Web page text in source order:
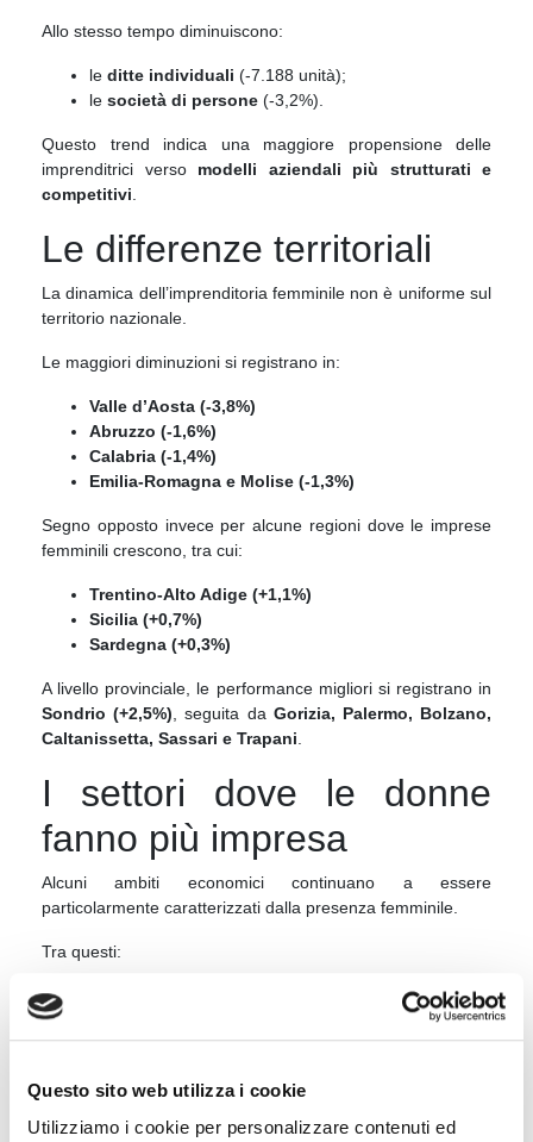
Questo sito web utilizza i cookie
Utilizziamo i cookie per personalizzare contenuti ed
Allo stesso tempo diminuiscono:
le ditte individuali (-7.188 unità);
le società di persone (-3,2%).
Questo trend indica una maggiore propensione delle
imprenditrici verso modelli aziendali più strutturati e
competitivi
Le differenze territoriali
La dinamica dell’imprenditoria femminile non è uniforme sul
territorio nazionale.
Le maggiori diminuzioni si registrano in:
Valle d’Aosta (-3,8%)
Abruzzo (-1,6%)
Calabria (-1,4%)
Emilia-Romagna e Molise (-1,3%)
Segno opposto invece per alcune regioni dove le imprese
femminili crescono, tra cui:
Trentino-Alto Adige (+1,1%)
Sicilia (+0,7%)
Sardegna (+0,3%)
A livello provinciale, le performance migliori si registrano in
Sondrio (+2,5%) , seguita da Gorizia, Palermo, Bolzano,
Caltanissetta, Sassari e Trapani
I settori dove le donne
fanno più impresa
Alcuni ambiti economici continuano a essere
particolarmente caratterizzati dalla presenza femminile.
Tra questi:
servizi alla persona e assistenza sociale
alloggio e ristorazione
commercio